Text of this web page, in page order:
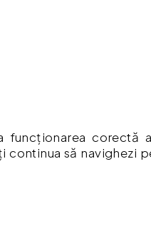
funcționarea
să navighezi
Garantia Produselor
Livrare